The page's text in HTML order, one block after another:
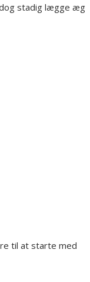
stadig lægge æg
til at starte med